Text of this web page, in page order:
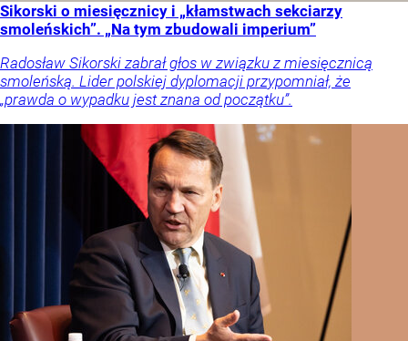
Sikorski o miesięcznicy i „kłamstwach sekciarzy
smoleńskich”. „Na tym zbudowali imperium”
Radosław Sikorski zabrał głos w związku z miesięcznicą
smoleńską. Lider polskiej dyplomacji przypomniał, że
„prawda o wypadku jest znana od początku”.